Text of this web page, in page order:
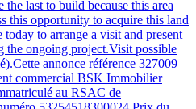
last to build because this area
this opportunity to acquire this land
to arrange a visit and present
the ongoing project.Visit possible
annonce référence 327009
commercial BSK Immobilier
au RSAC de